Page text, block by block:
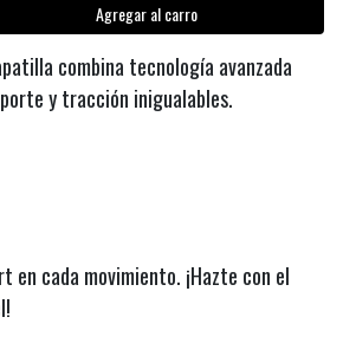
Agregar al carro
combina tecnología avanzada
y tracción inigualables.
en cada movimiento. ¡Hazte con el